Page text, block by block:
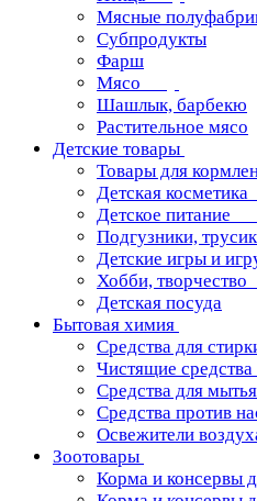
Мясные
Субпродукты
Фарш
Мясо
Шашлык, барбекю
Растительное мясо
Детские товары
Товары для
Детская косметика
Детское питание
Подгузники,
Детские игры и
Хобби, творчество
Детская посуда
Бытовая химия
Средства для
Чистящие средства
Средства для
Средства против
Освежители
Зоотовары
Корма и консервы